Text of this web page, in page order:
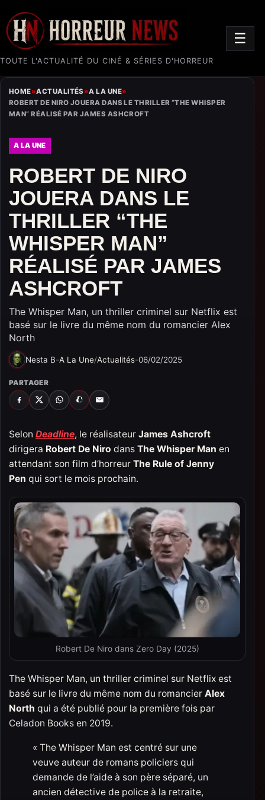
TOUTE L'ACTUALITÉ DU CINÉ & SÉRIES D'HORREUR
☰
HOME»ACTUALITÉS»A LA UNE»
ROBERT DE NIRO JOUERA DANS LE THRILLER “THE WHISPER
MAN” RÉALISÉ PAR JAMES ASHCROFT
A LA UNE
ROBERT DE NIRO
JOUERA DANS LE
THRILLER “THE
WHISPER MAN”
RÉALISÉ PAR JAMES
ASHCROFT
The Whisper Man, un thriller criminel sur Netflix est
basé sur le livre du même nom du romancier Alex
North
Nesta B-A La Une/Actualités-06/02/2025
PARTAGER
FACEBOOK
X WHATSAPP
SNAPCHAT
EMAIL
Selon Deadline, le réalisateur James Ashcroft
dirigera Robert De Niro dans The Whisper Man en
attendant son film d’horreur The Rule of Jenny
Pen qui sort le mois prochain.
Robert De Niro dans Zero Day (2025)
The Whisper Man, un thriller criminel sur Netflix est
basé sur le livre du même nom du romancier Alex
North qui a été publié pour la première fois par
Celadon Books en 2019.
« The Whisper Man est centré sur une
veuve auteur de romans policiers qui
demande de l’aide à son père séparé, un
ancien détective de police à la retraite,